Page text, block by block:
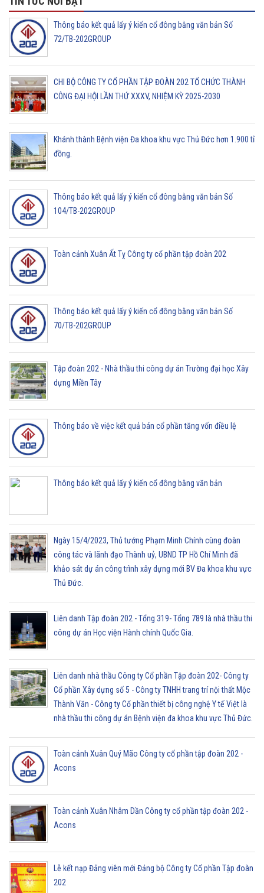
Thông báo kết quả lấy ý kiến cổ đông bằng văn bản Số
72/TB-202GROUP
CHI BỘ CÔNG TY CỔ PHẦN TẬP ĐOÀN 202 TỔ CHỨC THÀNH
CÔNG ĐẠI HỘI LẦN THỨ XXXV, NHIỆM KỲ 2025-2030
Khánh thành Bệnh viện Đa khoa khu vực Thủ Đức hơn 1.900 tỉ
đồng.
Thông báo kết quả lấy ý kiến cổ đông bằng văn bản Số
104/TB-202GROUP
Toàn cảnh Xuân Ất Tỵ Công ty cổ phần tập đoàn 202
Thông báo kết quả lấy ý kiến cổ đông bằng văn bản Số
70/TB-202GROUP
Tập đoàn 202 - Nhà thầu thi công dự án Trường đại học Xây
dựng Miền Tây
Thông báo về việc kết quả bán cổ phần tăng vốn điều lệ
Thông báo kết quả lấy ý kiến cổ đông bằng văn bản
Ngày 15/4/2023, Thủ tướng Phạm Minh Chính cùng đoàn
công tác và lãnh đạo Thành uỷ, UBND TP Hồ Chí Minh đã
khảo sát dự án công trình xây dựng mới BV Đa khoa khu vực
Thủ Đức.
Liên danh Tập đoàn 202 - Tổng 319- Tổng 789 là nhà thầu thi
công dự án Học viện Hành chính Quốc Gia.
Liên danh nhà thầu Công ty Cổ phần Tập đoàn 202- Công ty
Cổ phần Xây dựng số 5 - Công ty TNHH trang trí nội thất Mộc
Thành Văn - Công ty Cổ phần thiết bị công nghệ Y tế Việt là
nhà thầu thi công dự án Bệnh viện đa khoa khu vực Thủ Đức.
Toàn cảnh Xuân Quý Mão Công ty cổ phần tập đoàn 202 -
Acons
Toàn cảnh Xuân Nhâm Dần Công ty cổ phần tập đoàn 202 -
Acons
Lễ kết nạp Đảng viên mới Đảng bộ Công ty Cổ phần Tập đoàn
202